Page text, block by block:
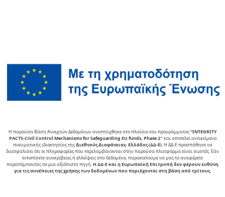
Η παρούσα Βάση Ανοιχτών Δεδομένων αναπτύχθηκε στο πλαίσιο του προγράμματος“INTEGRITY
PACTS-Civil Control Mechanisms for Safeguarding EU funds, Phase 2″και αποτελεί αντικείµενο
πνευµατικής ιδιοκτησίας της∆ιεθνούς ∆ιαφάνειας- Ελλάδος (ΔΔ-Ε). Η ΔΔ-Ε προσπάθησε να
διασφαλίσει ότι οι πληροφορίες που περιλαμβάνονται στην παρούσα πλατφόρμα είναι σωστές. Εάν
εντοπίσετε ανακρίβειες ή ελλείψεις στα δεδομένα, παρακαλούμε να μας το αναφέρετε
παραπέμποντάς σε μια αξιόπιστη πηγή.Η ΔΔ-Ε και η Ευρωπαϊκή Επιτροπή δεν φέρουν ευθύνη
για τις συνέπειες της χρήσης των δεδομένων που περιέχονται στη βάση από τρίτους.